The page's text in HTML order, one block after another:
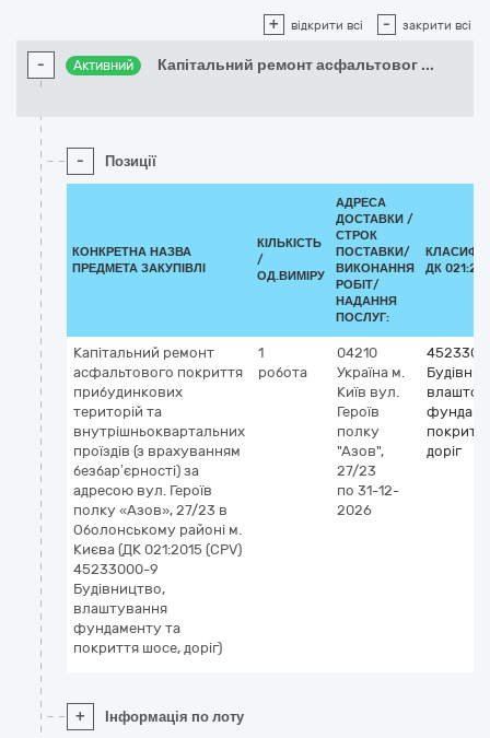
+ відкрити всі - закрити всі
- Активний Капітальний ремонт асфальтовог ...
- Позиції
КОНКРЕТНА НАЗВА
ПРЕДМЕТА ЗАКУПІВЛІ
КІЛЬКІСТЬ
/
ОД.ВИМІРУ
АДРЕСА
ДОСТАВКИ /
СТРОК
ПОСТАВКИ/
ВИКОНАННЯ
РОБІТ/
НАДАННЯ
ПОСЛУГ:
ДК
Капітальний ремонт
асфальтового покриття
прибудинкових
територій та
внутрішньоквартальних
проїздів (з врахуванням
безбар’єрності) за
адресою вул. Героїв
полку «Азов», 27/23 в
Оболонському районі м.
Києва (ДК 021:2015 (CPV)
45233000-9
Будівництво,
влаштування
фундаменту та
покриття шосе, доріг)
1
робота
04210
Україна м.
Київ вул.
Героїв
полку
"Азов",
27/23
по 31-12-
2026
доріг
+ Інформація по лоту